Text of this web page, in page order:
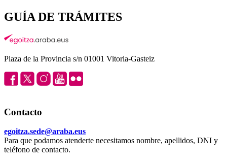
GUÍA DE TRÁMITES
Plaza de la Provincia s/n 01001 Vitoria-Gasteiz
Contacto
egoitza.sede@araba.eus
Para que podamos atenderte necesitamos nombre, apellidos, DNI y
teléfono de contacto.